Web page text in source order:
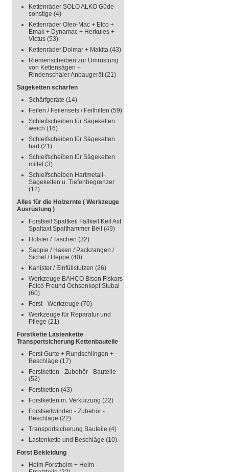
Kettenräder SOLO ALKO Güde
sonstige (4)
Kettenräder Oleo-Mac + Efco +
Emak + Dynamac + Herkules +
Victus (53)
Kettenräder Dolmar + Makita (43)
Riemenscheiben zur Umrüstung
von Kettensägen +
Rindenschäler Anbaugerät(21)
Sägeketten schärfen
Schärfgeräte (14)
Feilen / Feilensets / Feilhilfen (59)
Schleifscheiben für Sägeketten
weich (16)
Schleifscheiben für Sägeketten
hart(21)
Schleifscheiben für Sägeketten
mittel (3)
Schleifscheiben Hartmetall-
Sägeketten u. Tiefenbegrenzer
(12)
Alles für die Holzernte ( Werkzeuge
Ausrüstung )
Forstkeil Spaltkeil Fällkeil Keil Axt
Spaltaxt Spalthammer Beil (49)
Holster / Taschen (32)
Sappie / Haken / Packzangen /
Sichel / Heppe (40)
Kanister / Einfüllstutzen (26)
Werkzeuge BAHCO Bison Fiskars
Felco Freund Ochsenkopf Stubai
(60)
Forst - Werkzeuge (70)
Werkzeuge für Reparatur und
Pflege (21)
Forstkette Lastenkette
Transportsicherung Kettenbauteile
Forst Gurte + Rundschlingen +
Beschläge (17)
Forstketten - Zubehör - Bauteile
(52)
Forstketten (43)
Forstketten m. Verkürzung (22)
Forstseilwinden - Zubehör -
Beschläge (22)
Transportsicherung Bauteile (4)
Lastenkette und Beschläge (10)
Forst Bekleidung
Helm Forsthelm + Helm -